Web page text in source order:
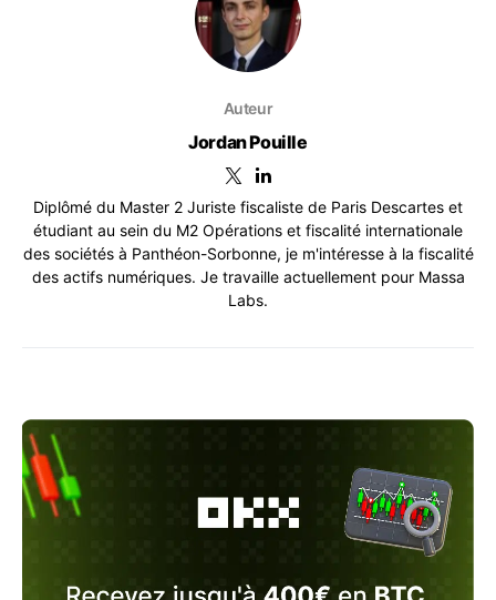
Auteur
Jordan Pouille
Diplômé du Master 2 Juriste fiscaliste de Paris Descartes et
étudiant au sein du M2 Opérations et fiscalité internationale
des sociétés à Panthéon-Sorbonne, je m'intéresse à la fiscalité
des actifs numériques. Je travaille actuellement pour Massa
Labs.